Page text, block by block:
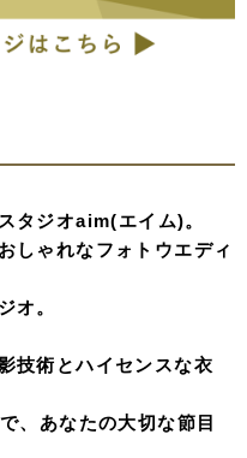
タジオaim(エイム)。
しゃれなフォトウエディ
オ。
技術とハイセンスな衣
、あなたの大切な節目